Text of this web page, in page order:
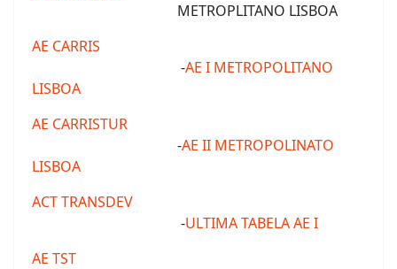
METROPLITANO LISBOA
AE CARRIS
-AE I METROPOLITANO
LISBOA
AE CARRISTUR
-AE II METROPOLINATO
LISBOA
ACT TRANSDEV
-ULTIMA TABELA AE I
AE TST